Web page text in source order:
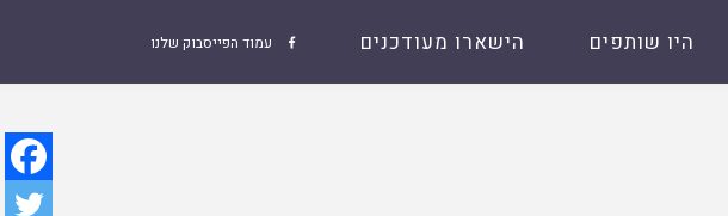
 עמוד הפייסבוק שלנו היו שותפים הישארו מעודכנים